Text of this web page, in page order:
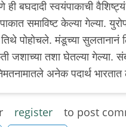
ही बघदादी स्वयंपाकाची
समाविष्ट केल्या गेल्या.
पोहोचले. मंडूच्या सुलतानानं
तशा घेतल्या गेल्या.
अनेक पदार्थ भारतात
register to post